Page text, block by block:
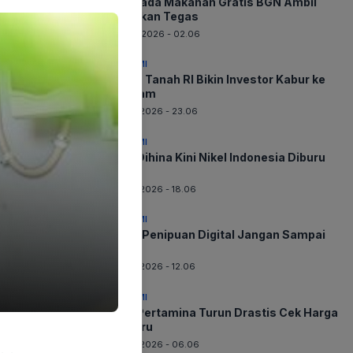
Tindakan Tegas
08-08-2026 - 02.06
EKONOMI
Harga Tanah RI Bikin Investor Kabur ke
Vietnam
07-08-2026 - 23.06
EKONOMI
Dulu Dihina Kini Nikel Indonesia Diburu
07-08-2026 - 18.06
EKONOMI
Awas Penipuan Digital Jangan Sampai
07-08-2026 - 12.06
EKONOMI
BBM Pertamina Turun Drastis Cek Harga
Terbaru
07-08-2026 - 06.06